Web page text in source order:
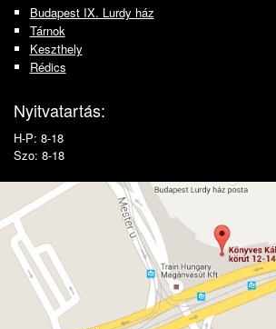
Budapest IX. Lurdy ház
Tárnok
Keszthely
Rédics
Nyitvatartás:
H-P: 8-18
Szo: 8-18